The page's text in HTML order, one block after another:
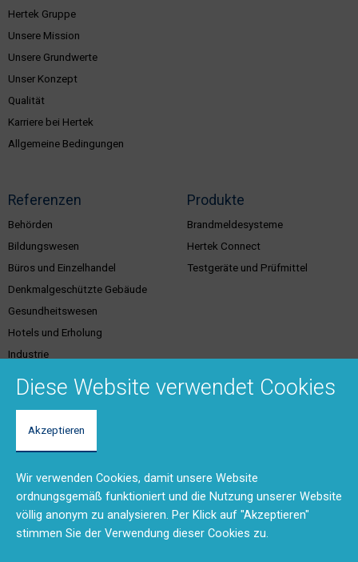
Hertek Gruppe
Unsere Mission
Unsere Grundwerte
Unser Konzept
Qualität
Karriere bei Hertek
Allgemeine Bedingungen
Referenzen
Behörden
Bildungswesen
Büros und Einzelhandel
Denkmalgeschützte Gebäude
Gesundheitswesen
Hotels und Erholung
Industrie
Produkte
Brandmeldesysteme
Hertek Connect
Testgeräte und Prüfmittel
Kundenservice &
Dienstleistungen
Brandschutzschulungen
Planungstool
BMA-Konzept
Unser Team
Rücksendungen und Reparaturen
(RMA)
Feedback
Diese Website verwendet Cookies
Akzeptieren
Wir verwenden Cookies, damit unsere Website
ordnungsgemäß funktioniert und die Nutzung unserer Website
völlig anonym zu analysieren. Per Klick auf "Akzeptieren"
stimmen Sie der Verwendung dieser Cookies zu.